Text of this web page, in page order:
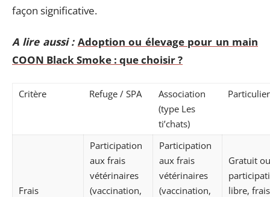
façon significative.
A lire aussi : Adoption ou élevage pour un main
COON Black Smoke : que choisir ?
Critère Refuge / SPA
Association
(type Les
ti’chats)
Particulier
Frais
Participation
aux frais
vétérinaires
(vaccination,
Participation
aux frais
vétérinaires
(vaccination,
Gratuit ou
libre, frais